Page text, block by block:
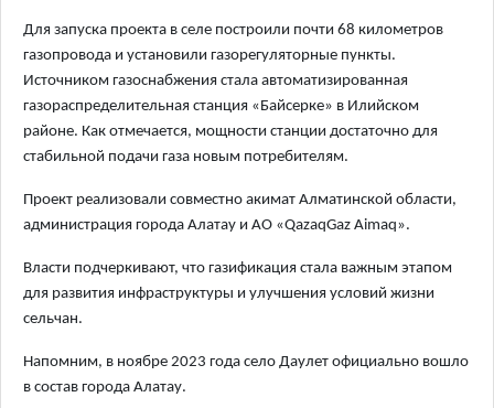
Для запуска проекта в селе построили почти 68 километров
газопровода и установили газорегуляторные пункты.
Источником газоснабжения стала автоматизированная
газораспределительная станция «Байсерке» в Илийском
районе. Как отмечается, мощности станции достаточно для
стабильной подачи газа новым потребителям.
Проект реализовали совместно акимат Алматинской области,
администрация города Алатау и АО «QazaqGaz Aimaq».
Власти подчеркивают, что газификация стала важным этапом
для развития инфраструктуры и улучшения условий жизни
сельчан.
Напомним, в ноябре 2023 года село Даулет официально вошло
в состав города Алатау.